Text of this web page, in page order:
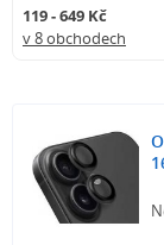
119 - 649 Kč
v 8 obchodech